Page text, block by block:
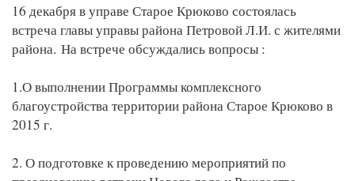
16 декабря в управе Старое Крюково состоялась
встреча главы управы района Петровой Л.И. с жителями
района. На встрече обсуждались вопросы :
1.О выполнении Программы комплексного
благоустройства территории района Старое Крюково в
2015 г.
2. О подготовке к проведению мероприятий по